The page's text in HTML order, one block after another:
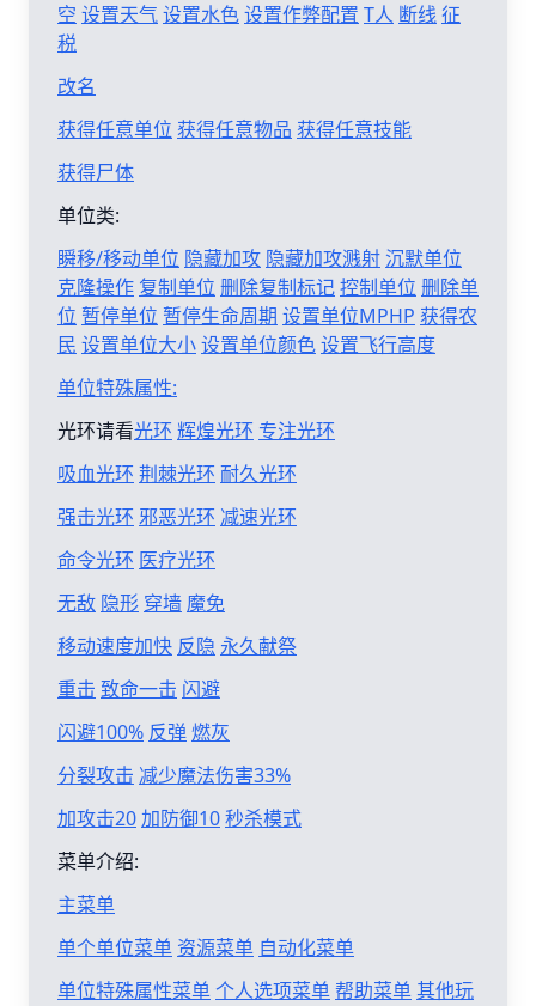
空 设置天气设置水色设置作弊配置 T人 断线征
税
改名
获得任意单位 获得任意物品 获得任意技能
获得尸体
单位类:
瞬移/移动单位 隐藏加攻 隐藏加攻溅射沉默单位
克隆操作 复制单位 删除复制标记控制单位 删除单
位 暂停单位 暂停生命周期 设置单位MPHP 获得农
民 设置单位大小设置单位颜色设置飞行高度
单位特殊属性:
光环请看光环 辉煌光环 专注光环
吸血光环 荆棘光环 耐久光环
强击光环 邪恶光环 减速光环
命令光环 医疗光环
无敌 隐形 穿墙 魔免
移动速度加快 反隐 永久献祭
重击 致命一击 闪避
闪避100% 反弹燃灰
分裂攻击 减少魔法伤害33%
加攻击20加防御10秒杀模式
菜单介绍:
主菜单
单个单位菜单 资源菜单 自动化菜单
单位特殊属性菜单个人选项菜单帮助菜单其他玩